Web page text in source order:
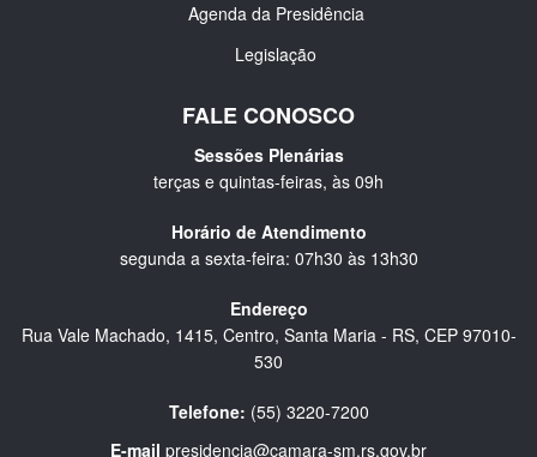
Agenda da Presidência
Legislação
FALE CONOSCO
Sessões Plenárias
terças e quintas-feiras, às 09h
Horário de Atendimento
segunda a sexta-feira: 07h30 às 13h30
Endereço
Rua Vale Machado, 1415, Centro, Santa Maria - RS, CEP 97010-
530
Telefone: (55) 3220-7200
E-mail presidencia@camara-sm.rs.gov.br